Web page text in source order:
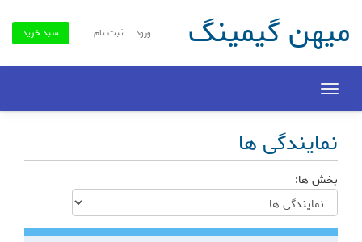
ورود ثبت نام سبد خرید میهن گیمینگ
Toggle
navigation
نمایندگی ها
بخش ها: